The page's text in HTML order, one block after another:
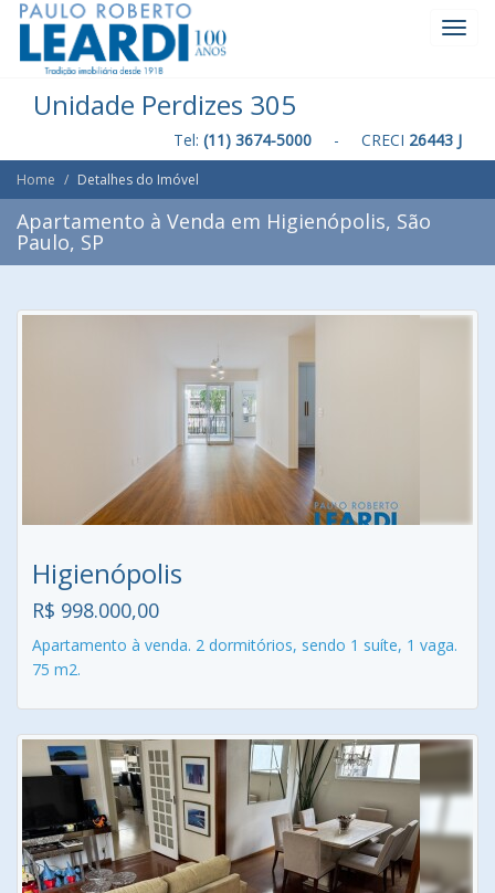
Unidade Perdizes 305
Tel: (11) 3674-5000 - CRECI 26443 J
Home Detalhes do Imóvel
Apartamento à Venda em Higienópolis, São
Paulo, SP
Higienópolis
R$ 998.000,00
Apartamento à venda. 2 dormitórios, sendo 1 suíte, 1 vaga.
75 m2.